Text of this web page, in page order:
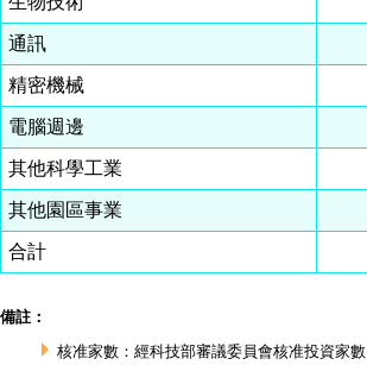
通訊
精密機械
電腦週邊
其他科學工業
其他園區事業
合計
備註：
核准家數：經科技部審議委員會核准投資家數